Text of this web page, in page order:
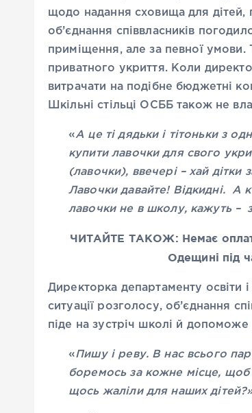
щодо надання сховища для дітей,
об’єднання співвласників
приміщення, але за певної умови.
приватного укриття. Коли
витрачати на подібне бюджетні
Шкільні стільці ОСББ також не
«А це ті дядьки і тітоньки з
купити лавочки для свого
(лавочки), ввечері – хай дітки
Лавочки давайте! Відкидні.
лавочки не в школу, кажуть –
ЧИТАЙТЕ ТАКОЖ: Немає
Одещині під
Директорка департаменту освіти
ситуації розголосу, об’єднання
піде на зустріч школі й
«Пишу і реву. В нас всього
боремось за кожне місце, щоб
щось жаліли для наших